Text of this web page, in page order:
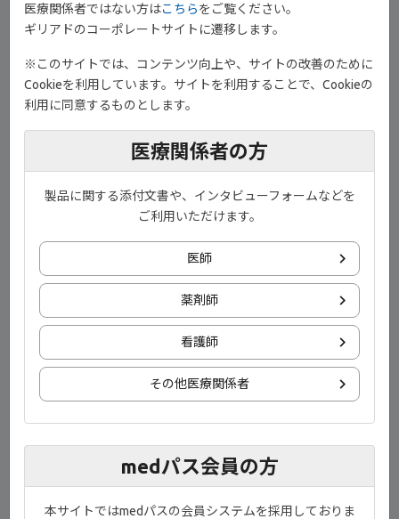
本剤投与前に電子添文、日本リウマチ学会発行の「全例市販後調
錠適正使用情報vol.3」をご確認の上、本剤の
適正な使用をお願いいたします。
1）ジセレカ®錠適正使用情報vol.3
産業医科大学医学部第1内科学講座 教授
医療関係者ではない方はこちらをご覧ください。
ギリアドのコーポレートサイトに遷移します。
※このサイトでは、コンテンツ向上や、サイトの改善のために
Cookieを利用しています。サイトを利用することで、Cookieの
利用に同意するものとします。
医療関係者の方
製品に関する添付文書や、インタビューフォームなどを
ご利用いただけます。
医師
薬剤師
看護師
その他医療関係者
medパス会員の方
本サイトではmedパスの会員システムを採用しておりま